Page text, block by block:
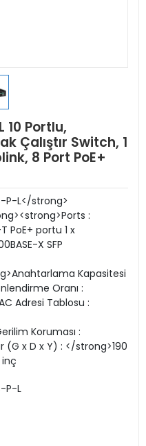
10 Portlu,
Çalıştır Switch, 1
8 Port PoE+
P-L</strong>
:
PoE+ portu 1 x
X SFP
Kapasitesi
Oranı :
Adresi Tablosu :
Koruması :
x D x Y) : </strong>190
P-L